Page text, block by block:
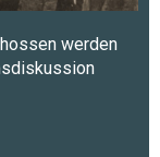
werden